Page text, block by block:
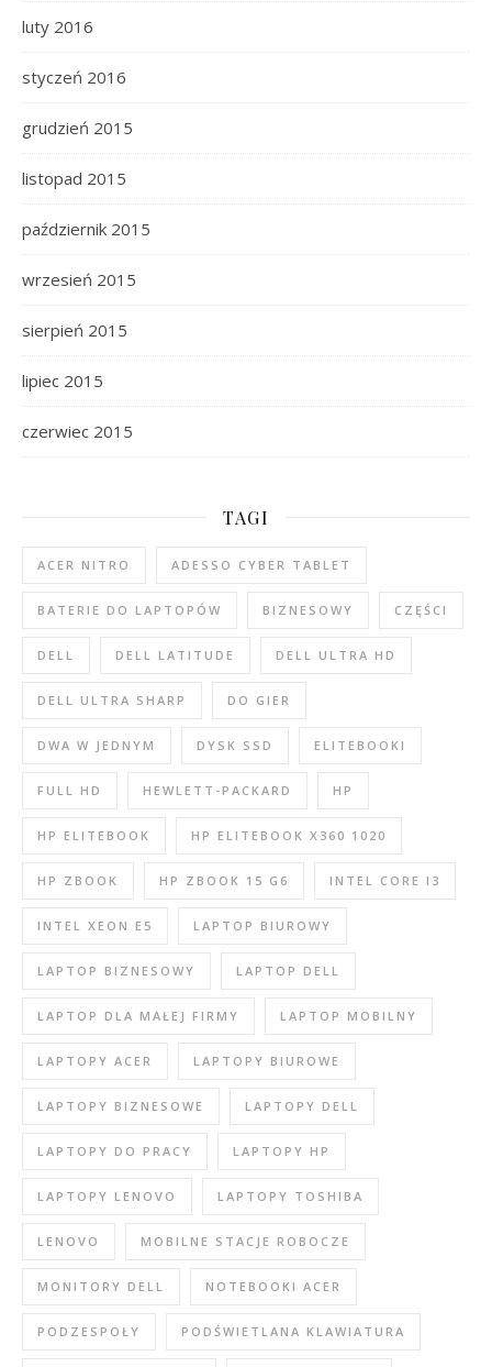
luty 2016
styczeń 2016
grudzień 2015
listopad 2015
październik 2015
wrzesień 2015
sierpień 2015
lipiec 2015
czerwiec 2015
TAGI
ACER NITRO ADESSO CYBER TABLET
BATERIE DO LAPTOPÓW BIZNESOWY CZĘŚCI
DELL DELL LATITUDE DELL ULTRA HD
DELL ULTRA SHARP DO GIER
DWA W JEDNYM DYSK SSD ELITEBOOKI
FULL HD HEWLETT-PACKARD HP
HP ELITEBOOK HP ELITEBOOK X360 1020
HP ZBOOK HP ZBOOK 15 G6 INTEL CORE I3
INTEL XEON E5 LAPTOP BIUROWY
LAPTOP BIZNESOWY LAPTOP DELL
LAPTOP DLA MAŁEJ FIRMY LAPTOP MOBILNY
LAPTOPY ACER LAPTOPY BIUROWE
LAPTOPY BIZNESOWE LAPTOPY DELL
LAPTOPY DO PRACY LAPTOPY HP
LAPTOPY LENOVO LAPTOPY TOSHIBA
LENOVO MOBILNE STACJE ROBOCZE
MONITORY DELL NOTEBOOKI ACER
PODZESPOŁY PODŚWIETLANA KLAWIATURA